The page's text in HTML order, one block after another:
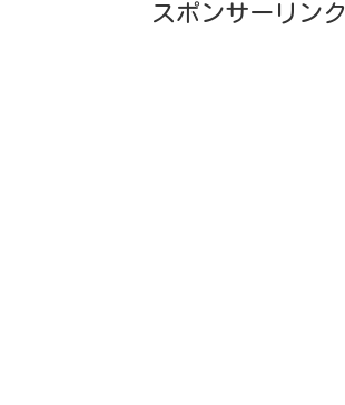
スポンサーリンク